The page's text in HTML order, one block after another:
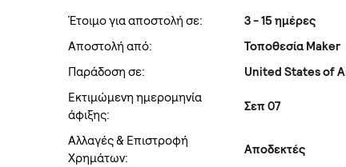
Έτοιμο για αποστολή σε:
3 - 15 ημέρες
Αποστολή από:
Τοποθεσία Maker
Παράδοση σε:
United States of
Εκτιμώμενη ημερομηνία
άφιξης:
Σεπ 07
Αλλαγές & Επιστροφή
Χρημάτων:
Αποδεκτές